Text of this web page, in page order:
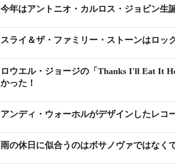
今年はアントニオ・カルロス・ジョビン生
スライ＆ザ・ファミリー・ストーンはロッ
ロウエル・ジョージの「Thanks I'll Eat It
かった！
アンディ・ウォーホルがデザインしたレコ
雨の休日に似合うのはボサノヴァではなく